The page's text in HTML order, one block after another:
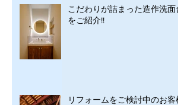
こだわりが詰まった造作洗面台
をご紹介!!
リフォームをご検討中のお客様